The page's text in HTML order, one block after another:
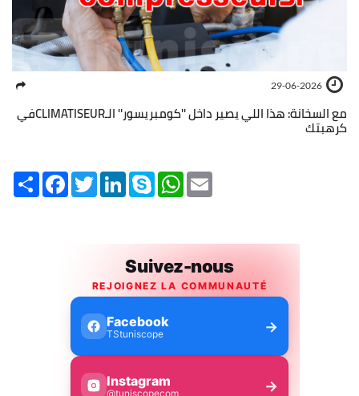
29-06-2026
مع السخانة: هذا اللي يصير داخل ''كومبريسور'' الـCLIMATISEURفي
كرهبتك
Share FacebookTwitterLinkedInSkype WhatsApp